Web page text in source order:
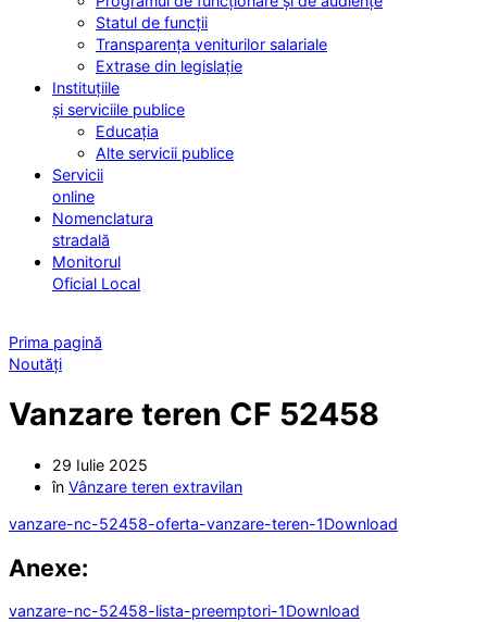
Statul de funcții
Transparența veniturilor salariale
Extrase din legislație
Instituțiile
și serviciile publice
Educația
Alte servicii publice
Servicii
online
Nomenclatura
stradală
Monitorul
Oficial Local
Prima pagină
Noutăți
Vanzare teren CF 52458
29 Iulie 2025
în Vânzare teren extravilan
vanzare-nc-52458-oferta-vanzare-teren-1Download
Anexe:
vanzare-nc-52458-lista-preemptori-1Download